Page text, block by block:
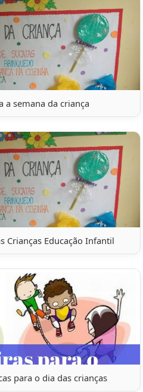
a semana da criança
Crianças Educação Infantil
para o dia das crianças